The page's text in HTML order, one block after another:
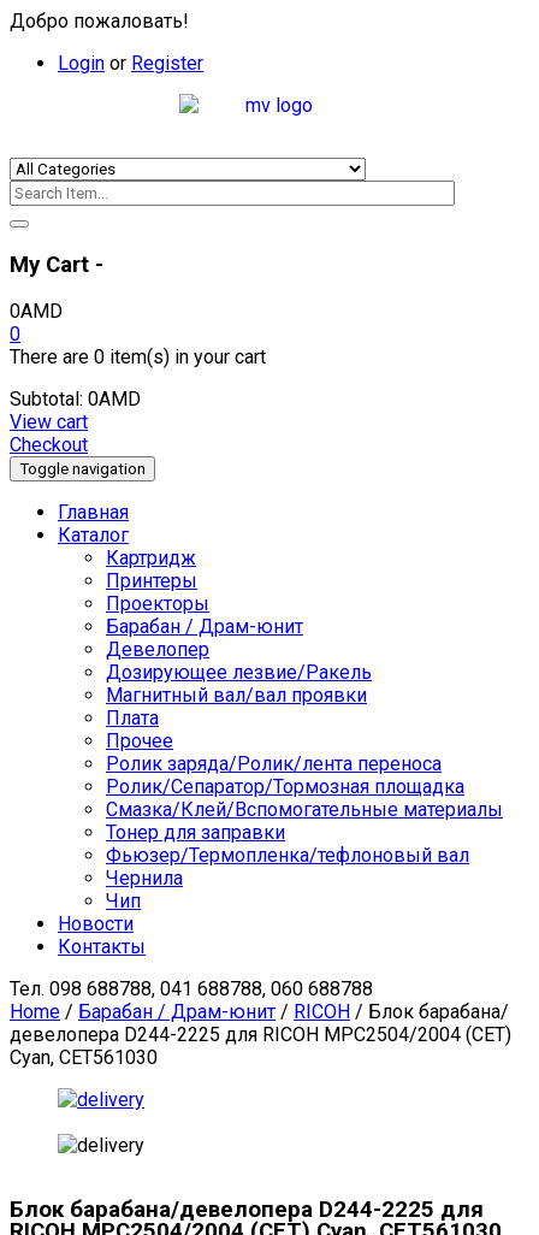
Добро пожаловать!
Login or Register
My Cart -
0AMD
0
There are 0 item(s) in your cart
Subtotal: 0AMD
View cart
Checkout
Toggle navigation
Главная
Каталог
Картридж
Принтеры
Проекторы
Барабан / Драм-юнит
Девелопер
Дозирующее лезвие/Ракель
Магнитный вал/вал проявки
Плата
Прочее
Ролик заряда/Ролик/лента переноса
Ролик/Сепаратор/Тормозная площадка
Смазка/Клей/Вспомогательные материалы
Тонер для заправки
Фьюзер/Термопленка/тефлоновый вал
Чернила
Чип
Новости
Контакты
Тел. 098 688788, 041 688788, 060 688788
Home / Барабан / Драм-юнит / RICOH / Блок барабана/
девелопера D244-2225 для RICOH MPC2504/2004 (CET)
Cyan, CET561030
Блок барабана/девелопера D244-2225 для